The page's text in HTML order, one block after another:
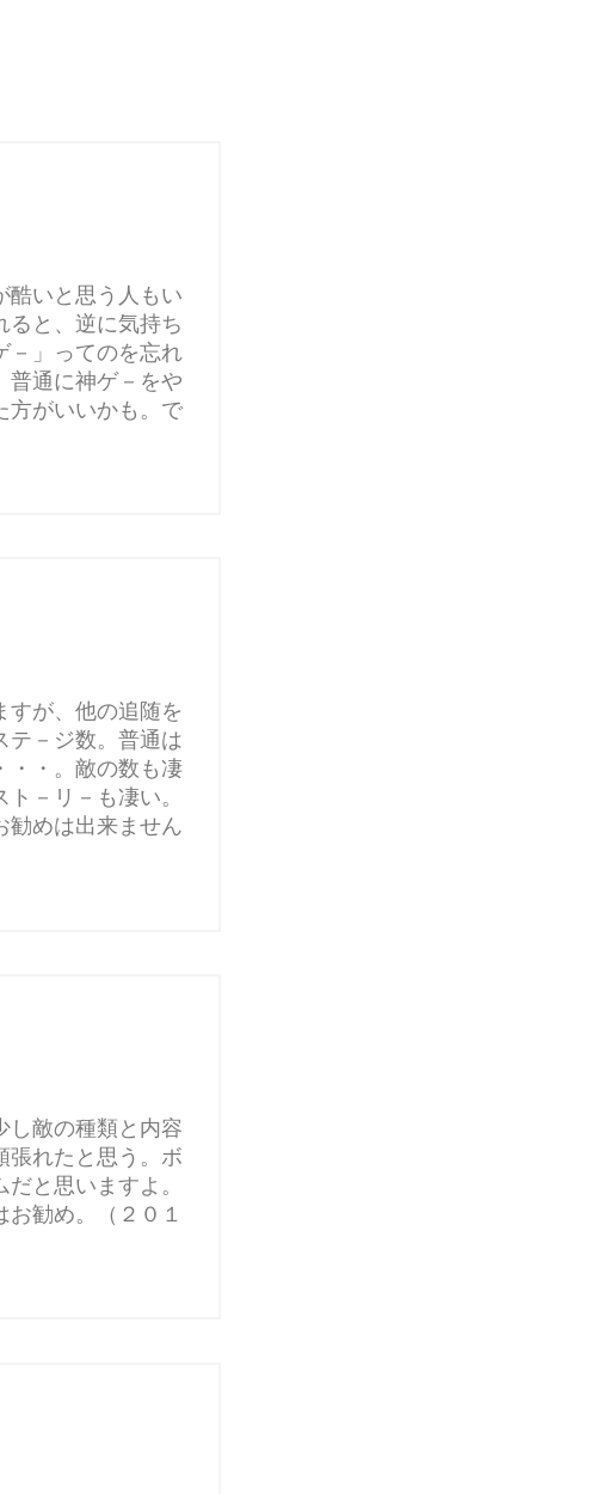
酷いと思う人もい
ると、逆に気持ち
－」ってのを忘れ
普通に神ゲ－をや
方がいいかも。で
すが、他の追随を
テ－ジ数。普通は
・・。敵の数も凄
－リ－も凄い。
勧めは出来ません
し敵の種類と内容
張れたと思う。ボ
と思いますよ。
勧め。（２０１